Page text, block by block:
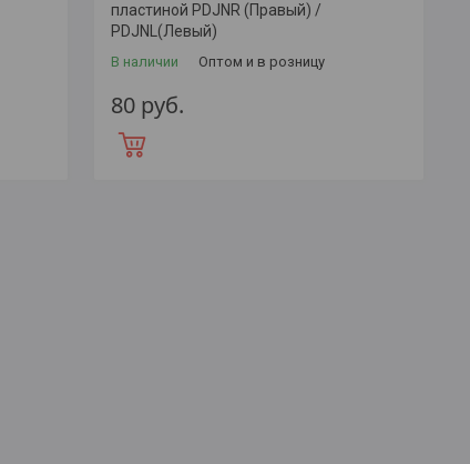
пластиной PDJNR (Правый) /
PDJNL(Левый)
В наличии Оптом и в розницу
80 руб.